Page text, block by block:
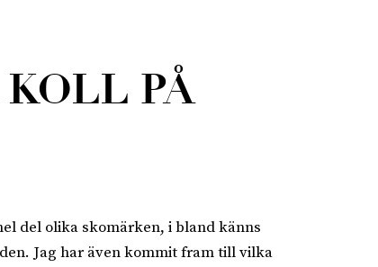
KOLL PÅ
del olika skomärken, i bland känns
Jag har även kommit fram till vilka